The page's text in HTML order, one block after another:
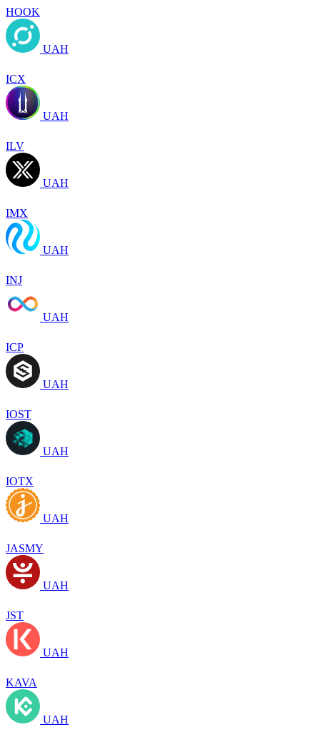
HOOK
UAH
ICX
UAH
ILV
UAH
IMX
UAH
INJ
UAH
ICP
UAH
IOST
UAH
IOTX
UAH
JASMY
UAH
JST
UAH
KAVA
UAH